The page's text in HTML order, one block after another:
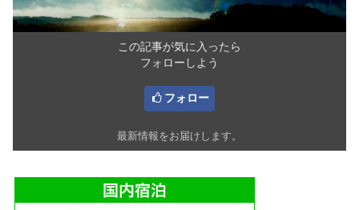
この記事が気に入ったら
フォローしよう
フォロー
最新情報をお届けします。